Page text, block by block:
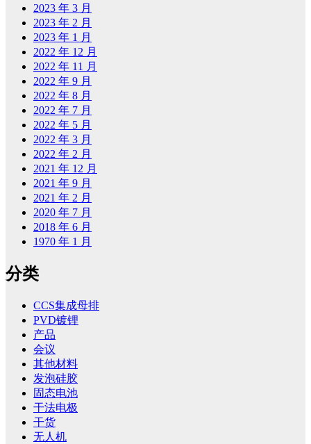
2023 年 3 月
2023 年 2 月
2023 年 1 月
2022 年 12 月
2022 年 11 月
2022 年 9 月
2022 年 8 月
2022 年 7 月
2022 年 5 月
2022 年 3 月
2022 年 2 月
2021 年 12 月
2021 年 9 月
2021 年 2 月
2020 年 7 月
2018 年 6 月
1970 年 1 月
分类
CCS集成母排
PVD镀锂
产品
会议
其他材料
发泡硅胶
固态电池
干法电极
干货
无人机